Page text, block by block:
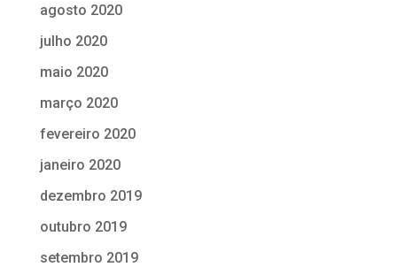
agosto 2020
julho 2020
maio 2020
março 2020
fevereiro 2020
janeiro 2020
dezembro 2019
outubro 2019
setembro 2019